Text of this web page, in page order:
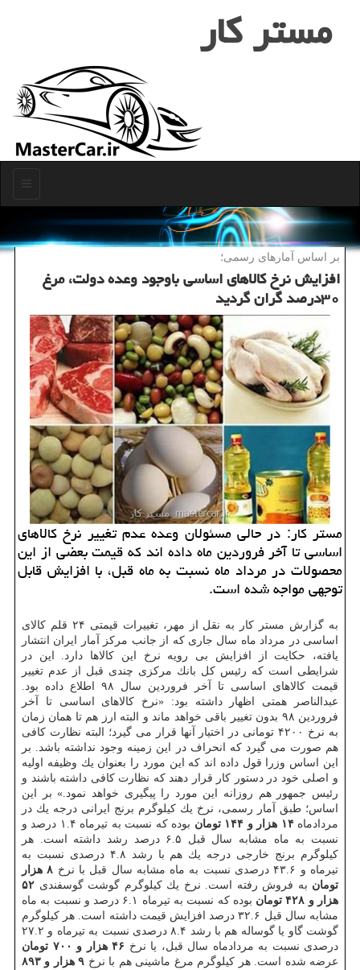
مستر كار
بر اساس آمارهای رسمی؛
افزایش نرخ كالاهای اساسی باوجود وعده دولت، مرغ
۳۰درصد گران گردید
مستر كار: در حالی مسئولان وعده عدم تغییر نرخ كالاهای
اساسی تا آخر فروردین ماه داده اند كه قیمت بعضی از این
محصولات در مرداد ماه نسبت به ماه قبل، با افزایش قابل
توجهی مواجه شده است.
به گزارش مستر كار به نقل از مهر، تغییرات قیمتی ۲۴ قلم كالای
اساسی در مرداد ماه سال جاری كه از جانب مركز آمار ایران انتشار
یافته، حكایت از افزایش بی رویه نرخ این كالاها دارد. این در
شرایطی است كه رئیس كل بانك مركزی چندی قبل از عدم تغییر
قیمت كالاهای اساسی تا آخر فروردین سال ۹۸ اطلاع داده بود.
عبدالناصر همتی اظهار داشته بود: «نرخ كالاهای اساسی تا آخر
فروردین ۹۸ بدون تغییر باقی خواهد ماند و البته ارز هم تا همان زمان
به نرخ ۴۲۰۰ تومانی در اختیار آنها قرار می گیرد؛ البته نظارت كافی
هم صورت می گیرد كه انحراف در این زمینه وجود نداشته باشد. بر
این اساس وزرا قول داده اند كه این مورد را بعنوان یك وظیفه اولیه
و اصلی خود در دستور كار قرار دهند كه نظارت كافی داشته باشند و
رئیس جمهور هم روزانه این مورد را پیگیری خواهد نمود.» بر این
اساس؛ طبق آمار رسمی، نرخ یك كیلوگرم برنج ایرانی درجه یك در
مردادماه۱۴ هزار و ۱۴۴ تومان
بوده كه نسبت به تیرماه ۱.۴ درصد و
نسبت به ماه مشابه سال قبل ۶.۵ درصد رشد داشته است. هر
كیلوگرم برنج خارجی درجه یك هم با رشد ۴.۸ درصدی نسبت به
تیرماه و ۴۳.۶ درصدی نسبت به ماه مشابه سال قبل با نرخ
۸ هزار
تومان به فروش رفته است. نرخ یك كیلوگرم گوشت گوسفندی ۵۲
هزار و ۴۲۸ تومان
بوده كه نسبت به تیرماه ۶.۱ درصد و نسبت به ماه
مشابه سال قبل ۳۲.۶ درصد افزایش قیمت داشته است. هر كیلوگرم
گوشت گاو یا گوساله هم با رشد ۸.۴ درصدی نسبت به تیرماه و ۲۷.۲
درصدی نسبت به مردادماه سال قبل، یا نرخ ۴۶ هزار و ۷۰۰ تومان
عرضه شده است. هر كیلوگرم مرغ ماشینی هم با نرخ
۹ هزار و ۸۹۳